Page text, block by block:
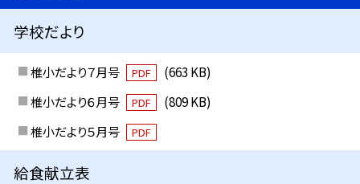
学校だより
椎小だより７月号 PDF
(663 KB)
椎小だより６月号
PDF
(809 KB)
椎小だより５月号
PDF
給食献立表